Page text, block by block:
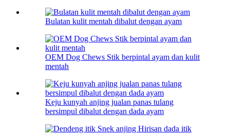
Bulatan kulit mentah dibalut dengan ayam
OEM Dog Chews Stik berpintal ayam dan kulit
mentah
Keju kunyah anjing jualan panas tulang
bersimpul dibalut dengan dada ayam